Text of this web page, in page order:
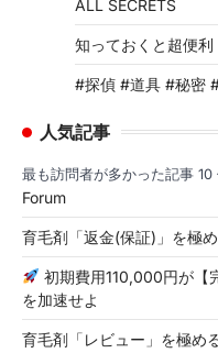
ALL SECRETS
知っておくと超便
#探偵 #道具 #秘密
人気記事
最も訪問者が多かった記事
Forum
育毛剤「返金(保証)」を極め
初期費用110,000円が【
を加速せよ
育毛剤「レビュー」を極め